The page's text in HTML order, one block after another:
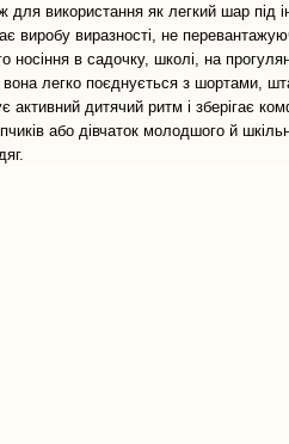
для використання як легкий шар під
виробу виразності, не
носіння в садочку, школі, на
легко поєднується з шортами,
активний дитячий ритм і зберігає
або дівчаток молодшого й